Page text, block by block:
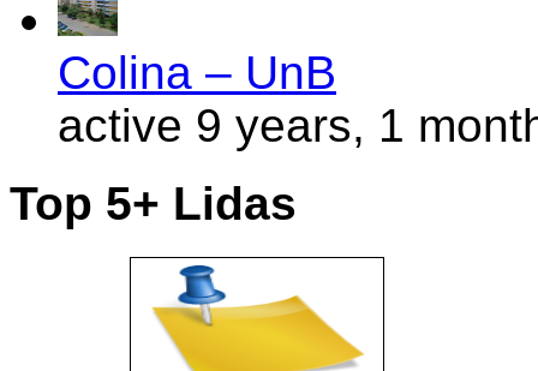
Colina – UnB
active 9 years, 1
Top 5+ Lidas